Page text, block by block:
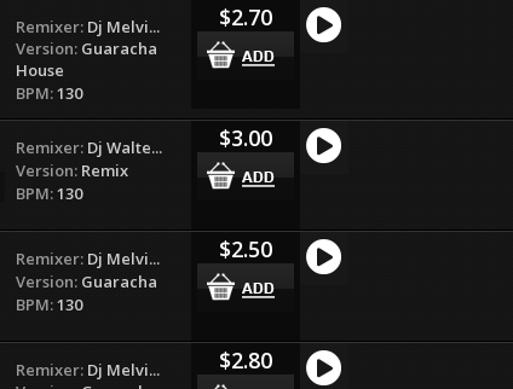
Remixer: Dj Melvi...
Version: Guaracha
House
BPM:130
$2.70
Remixer: Dj Walte...
Version: Remix
BPM:130
$3.00
Remixer: Dj Melvi...
Version: Guaracha
BPM:130
$2.50
Remixer: Dj Melvi...
$2.80